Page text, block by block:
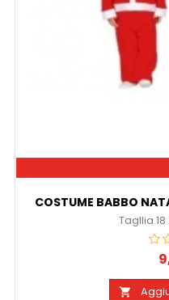
COSTUME BABBO
Tagllia
